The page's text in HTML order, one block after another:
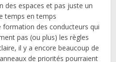
des espaces et pas juste un
temps en temps
formation des conducteurs qui
pas (ou plus) les règles
il y a encore beaucoup de
de priorités pourraient